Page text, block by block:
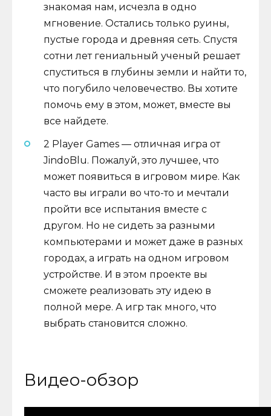
знакомая нам, исчезла в одно
мгновение. Остались только руины,
пустые города и древняя сеть. Спустя
сотни лет гениальный ученый решает
спуститься в глубины земли и найти то,
что погубило человечество. Вы хотите
помочь ему в этом, может, вместе вы
все найдете.
2 Player Games — отличная игра от
JindoBlu. Пожалуй, это лучшее, что
может появиться в игровом мире. Как
часто вы играли во что-то и мечтали
пройти все испытания вместе с
другом. Но не сидеть за разными
компьютерами и может даже в разных
городах, а играть на одном игровом
устройстве. И в этом проекте вы
сможете реализовать эту идею в
полной мере. А игр так много, что
выбрать становится сложно.
Видео-обзор